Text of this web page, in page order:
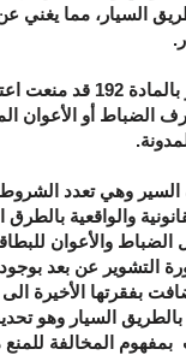
السيار، مما يغني
لذلك فان مدونة السير
الضباط أو الأعوان
من مدونة السير وهي تعدد
والواقعية
والأعوان
التشوير عن بعد
بفقرتها الأخيرة
السيار وهو
المخالفة للمنع